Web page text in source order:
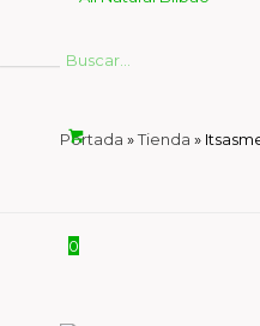
0
Portada »Tienda »